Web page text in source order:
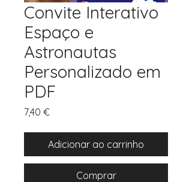
Convite Interativo
Espaço e
Astronautas
Personalizado em
PDF
7,40 €Preço
Adicionar ao carrinho
Comprar